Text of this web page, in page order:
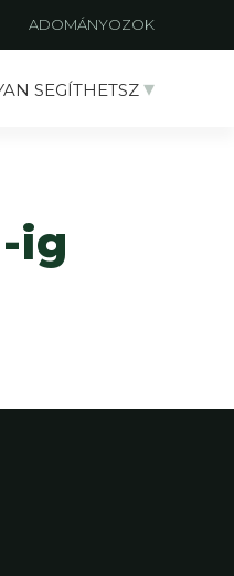
ADOMÁNYOZOK
SEGÍTHETSZ
ig